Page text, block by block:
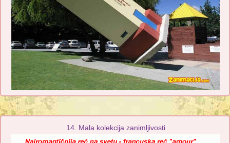
14. Mala kolekcija zanimljivosti